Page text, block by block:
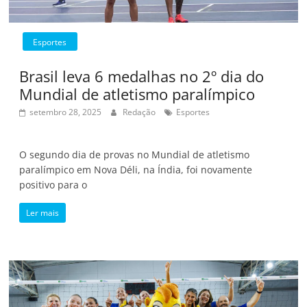
Esportes
Brasil leva 6 medalhas no 2º dia do
Mundial de atletismo paralímpico
setembro 28, 2025 Redação Esportes
O segundo dia de provas no Mundial de atletismo
paralímpico em Nova Déli, na Índia, foi novamente
positivo para o
Ler mais